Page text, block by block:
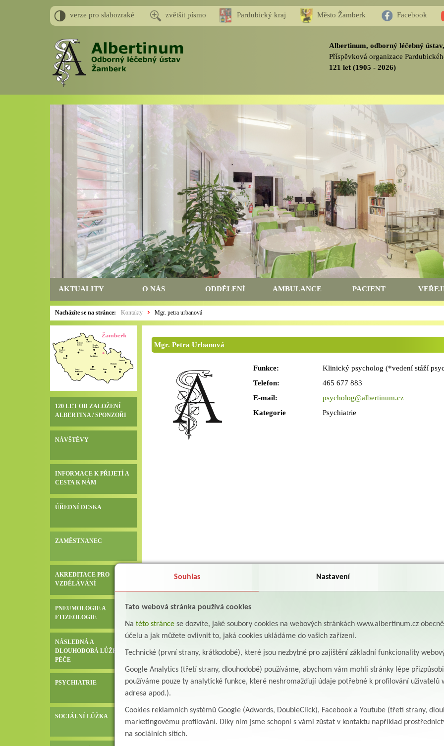
verze pro slabozraké zvětšit písmo Pardubický kraj Město Žamberk Facebook
Albertinum, odborný léčebný
Příspěvková organizace
121 let (1905 - 2026)
AKTUALITY O NÁS ODDĚLENÍ AMBULANCE PACIENT
Nacházíte se na stránce: Kontakty Mgr. petra urbanová
120 LET OD ZALOŽENÍ
ALBERTINA / SPONZOŘI
NÁVŠTĚVY
INFORMACE K PŘIJETÍ A
CESTA K NÁM
ÚŘEDNÍ DESKA
ZAMĚSTNANEC
AKREDITACE PRO
VZDĚLÁVÁNÍ
PNEUMOLOGIE A
FTIZEOLOGIE
NÁSLEDNÁ A
DLOUHODOBÁ LŮŽKOVÁ
PÉČE
PSYCHIATRIE
SOCIÁLNÍ LŮŽKA
Mgr. Petra Urbanová
Funkce:
Klinický psycholog (*vedení stáží
Telefon:
465 677 883
E-mail:
psycholog@albertinum.cz
Kategorie
Psychiatrie
Souhlas Nastavení
Tato webová stránka používá cookies
Na této stránce se dozvíte, jaké soubory cookies na webových stránkách www.albertinum.cz
účelu a jak můžete ovlivnit to, jaká cookies ukládáme do vašich zařízení.
Technické (první strany, krátkodobé), které jsou nezbytné pro zajištění základní funkcionality
Google Analytics (třetí strany, dlouhodobé) používáme, abychom vám mohli stránky lépe
používáme pouze ty analytické funkce, které neshromažďují údaje potřebné k profilování uživatelů
adresa apod.).
Cookies reklamních systémů Google (Adwords, DoubleClick), Facebook a Youtube (třetí strany,
marketingovému profilování. Díky nim jsme schopni s vámi zůstat v kontaktu například
na sociálních sítích.